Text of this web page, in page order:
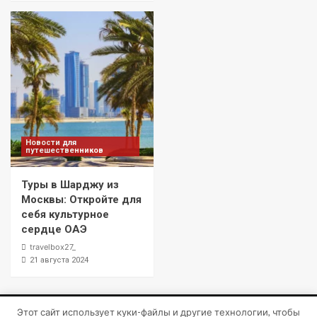
Новости для
путешественников
Туры в Шарджу из
Москвы: Откройте для
себя культурное
сердце ОАЭ
travelbox27_
21 августа 2024
Этот сайт использует куки-файлы и другие технологии, чтобы